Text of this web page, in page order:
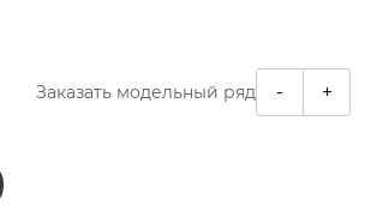
Заказать модельный ряд - +